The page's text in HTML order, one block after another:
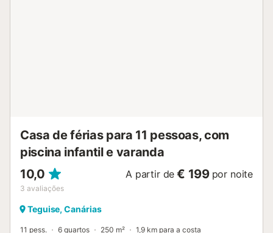
Casa de férias para 11 pessoas, com
piscina infantil e varanda
10,0
3 avaliações
A partir de € 199 por noite
Teguise, Canárias
11 pess. 6 quartos 250 m² 1,9 km para a costa